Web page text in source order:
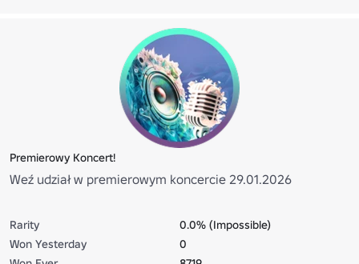
Premierowy Koncert!
Weź udział w premierowym koncercie 29.01.2026
Rarity
0.0% (Impossible)
Won Yesterday
0